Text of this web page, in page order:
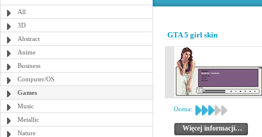
All
3D
Abstract
Anime
Business
Computer/OS
Games
Music
Metallic
Nature
GTA 5 girl skin
Ocena:
Więcej informacji…